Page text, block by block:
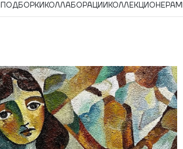
ПОДБОРКИ КОЛЛАБОРАЦИИ КОЛЛЕКЦИОНЕРАМ